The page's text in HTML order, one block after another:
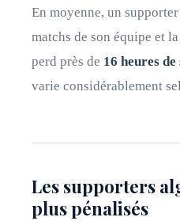
En moyenne, un
matchs de son équipe et
perd près de 16 heures
varie considérablement
Les supporters
plus pénalisés